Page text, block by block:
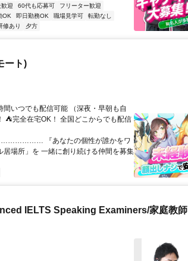
迎 60代も応募可
フリーター歓迎
OK 即日勤務OK 職場見学可
転勤なし
修あり 夕方
ート)
いつでも配信可能 （深夜・早朝も自
⛺完全在宅OK！ 全国どこからでも配信
『あなたの個性が誰かをワ
場所」を 一緒に創り続ける仲間を募集
IELTS Speaking Examiners/家庭教師